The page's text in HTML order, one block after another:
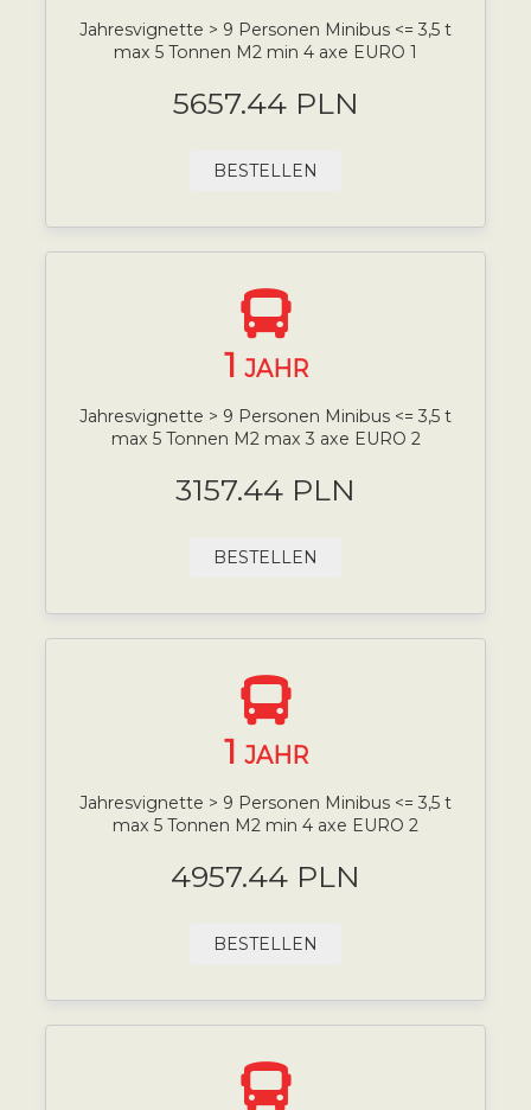
Jahresvignette > 9 Personen Minibus <= 3,5 t
max 5 Tonnen M2 min 4 axe EURO 1
5657.44 PLN
BESTELLEN
1 JAHR
Jahresvignette > 9 Personen Minibus <= 3,5 t
max 5 Tonnen M2 max 3 axe EURO 2
3157.44 PLN
BESTELLEN
1 JAHR
Jahresvignette > 9 Personen Minibus <= 3,5 t
max 5 Tonnen M2 min 4 axe EURO 2
4957.44 PLN
BESTELLEN